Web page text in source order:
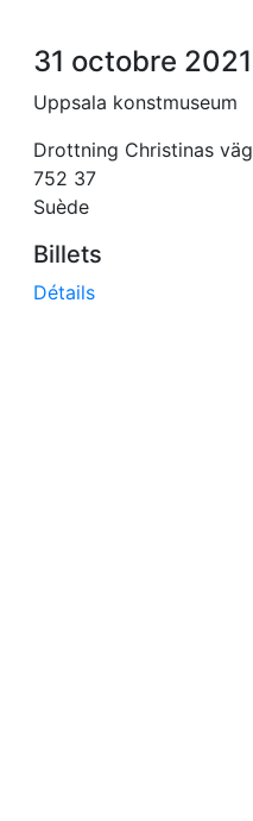
31 octobre
Uppsala konstmuseum
Drottning Christinas
752 37
Suède
Billets
Détails